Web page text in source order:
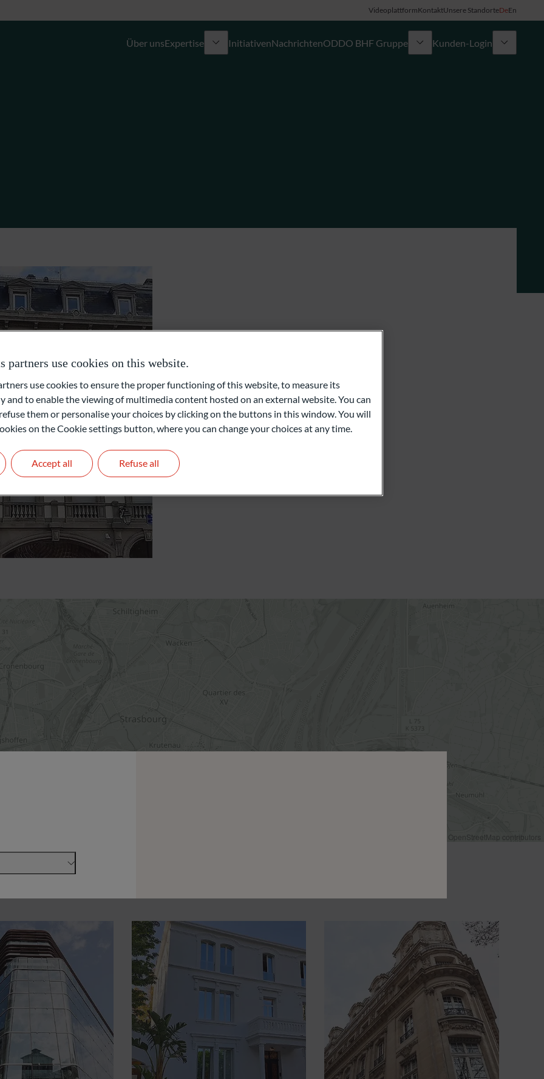
VideoplattformKontaktUnsere StandorteDeEn
Über unsExpertise
Liquiditäts- und Finanzierungslösungen
Family Office
Stiftungen und Institutionen
InitiativenNachrichtenODDO BHF Gruppe Kunden-Login
Kreditkarte
Straßburg
30, rue de la Mésange
67000 Strasbourg
Frankreich
+33 3 88 24 95 95
Kontaktieren Sie uns
OpenStreetMap contributors
partners use cookies on this website.
use cookies to ensure the proper functioning of this website, to measure its
and to enable the viewing of multimedia content hosted on an external website. You can
them or personalise your choices by clicking on the buttons in this window. You will
on the Cookie settings button, where you can change your choices at any time.
Refuse all
Accept all